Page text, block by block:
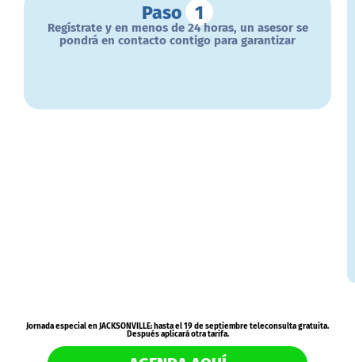
Paso 1
Regístrate y en menos de 24 horas, un asesor se
pondrá en contacto contigo para garantizar
Jornada especial en JACKSONVILLE: hasta el 19 de septiembre teleconsulta gratuita.
Después aplicará otra tarifa.